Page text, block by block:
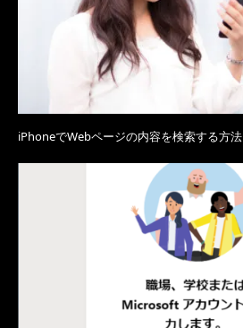
iPhoneでWebページの内容を検索する方法